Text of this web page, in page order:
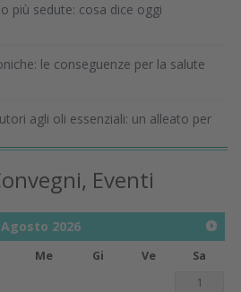
più sedute: cosa dice oggi
le conseguenze per la salute
agli oli essenziali: un alleato per
Eventi
Agosto 2026
Me Gi Ve
Sa
1